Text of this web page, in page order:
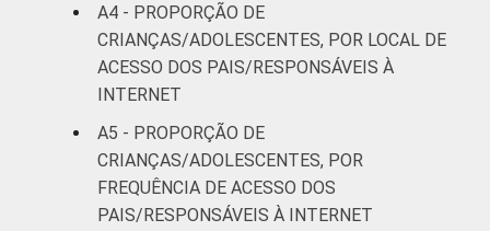
FAMILIAR
Mais de 1
SM até 2 SM
43
Mais de 2
SM até 3 SM
Mais de 3
A4 - PROPORÇÃO DE
CRIANÇAS/ADOLESCENTES, POR LOCAL DE
ACESSO DOS PAIS/RESPONSÁVEIS À
INTERNET
A5 - PROPORÇÃO DE
CRIANÇAS/ADOLESCENTES, POR
FREQUÊNCIA DE ACESSO DOS
PAIS/RESPONSÁVEIS À INTERNET